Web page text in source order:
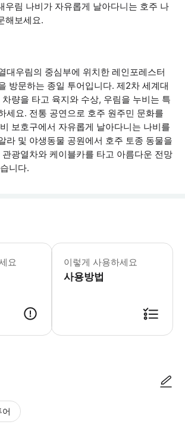
우림 나비가 자유롭게 날아다니는 호주 나
해보세요.
대우림의 중심부에 위치한 레인포레스터
방문하는 종일 투어입니다. 제2차 세계대
량을 타고 육지와 수상, 우림을 누비는 특
세요. 전통 공연으로 호주 원주민 문화를
보호구에서 자유롭게 날아다니는 나비를
라 및 야생동물 공원에서 호주 토종 동물을
광열차와 케이블카를 타고 아름다운 전망
니다.
요
어린이 규정: - 4세 미만 어린이는 무
이렇게 사용하세요
사용방법